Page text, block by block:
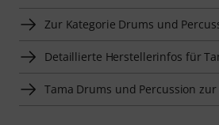
Zur Kategorie Drums und
Detaillierte Herstellerinfos für
Tama Drums und Percussion